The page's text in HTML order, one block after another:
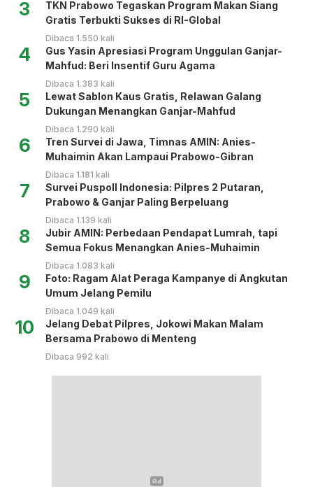
3
TKN Prabowo Tegaskan Program Makan Siang
Gratis Terbukti Sukses di RI-Global
Dibaca 1.550 kali
4
Gus Yasin Apresiasi Program Unggulan Ganjar-
Mahfud: Beri Insentif Guru Agama
Dibaca 1.383 kali
5
Lewat Sablon Kaus Gratis, Relawan Galang
Dukungan Menangkan Ganjar-Mahfud
Dibaca 1.290 kali
6
Tren Survei di Jawa, Timnas AMIN: Anies-
Muhaimin Akan Lampaui Prabowo-Gibran
Dibaca 1.181 kali
7
Survei Puspoll Indonesia: Pilpres 2 Putaran,
Prabowo & Ganjar Paling Berpeluang
Dibaca 1.139 kali
8
Jubir AMIN: Perbedaan Pendapat Lumrah, tapi
Semua Fokus Menangkan Anies-Muhaimin
Dibaca 1.083 kali
9
Foto: Ragam Alat Peraga Kampanye di Angkutan
Umum Jelang Pemilu
Dibaca 1.049 kali
10
Jelang Debat Pilpres, Jokowi Makan Malam
Bersama Prabowo di Menteng
Dibaca 992 kali